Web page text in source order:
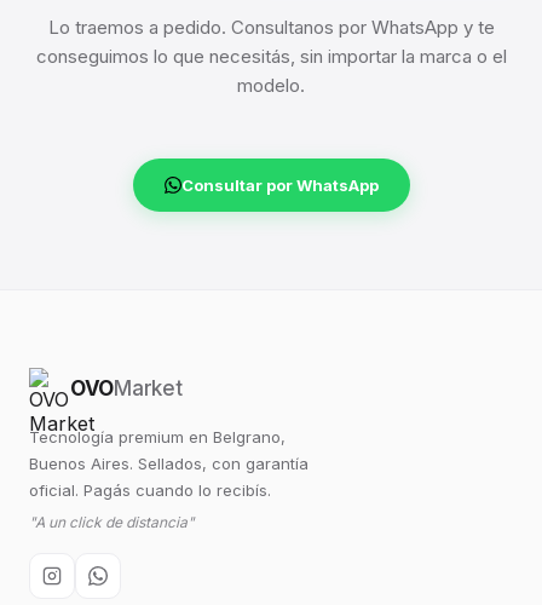
Lo traemos a pedido. Consultanos por WhatsApp y te
conseguimos lo que necesitás, sin importar la marca o el
modelo.
Consultar por WhatsApp
OVOMarket
Tecnología premium en Belgrano,
Buenos Aires. Sellados, con garantía
oficial. Pagás cuando lo recibís.
"A un click de distancia"